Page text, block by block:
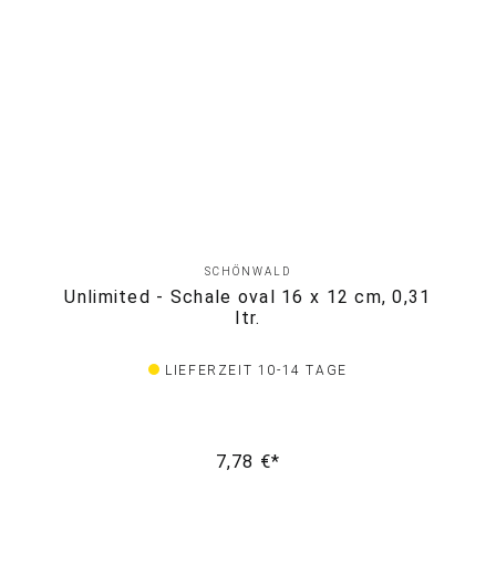
SCHÖNWALD
Unlimited - Schale oval 16 x 12 cm, 0,31
ltr.
LIEFERZEIT 10-14 TAGE
7,78 €*